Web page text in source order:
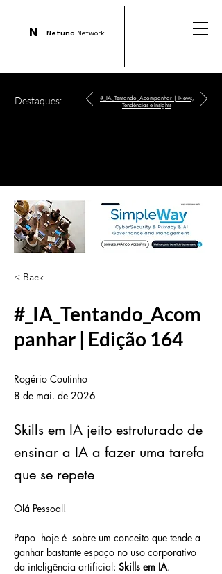
N Netuno Network
Destaques:
#_IA_Tentando_Acompanhar | News,
Tendências e Insights
< Back
#_IA_Tentando_Acom
panhar | Edição 164
Rogério Coutinho
8 de mai. de 2026
Skills em IA jeito estruturado de
ensinar a IA a fazer uma tarefa
que se repete
Olá Pessoal!
Papo  hoje é  sobre um conceito que tende a
ganhar bastante espaço no uso corporativo
da inteligência artificial: Skills em IA.